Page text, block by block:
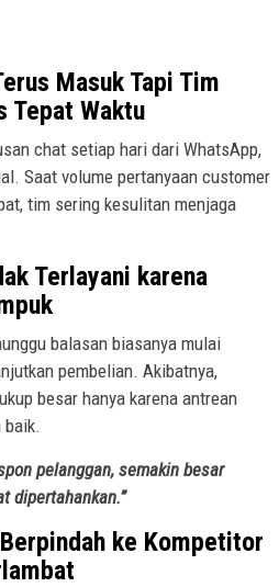
Masuk Tapi Tim
Tepat Waktu
chat setiap hari dari WhatsApp,
Saat volume pertanyaan customer
tim sering kesulitan menjaga
Terlayani karena
balasan biasanya mulai
pembelian. Akibatnya,
besar hanya karena antrean
pelanggan, semakin besar
dipertahankan.”
ke Kompetitor